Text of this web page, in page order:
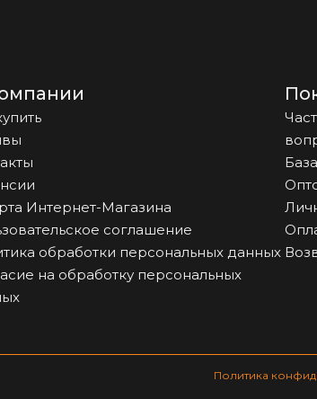
Интернет-Магазина
соглашение
обработки персональных данных
на обработку персональных
Политика